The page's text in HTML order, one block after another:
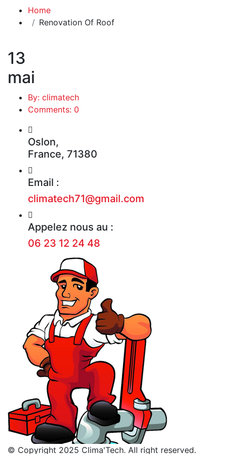
Home
Renovation Of Roof
13
mai
By: climatech
Comments: 0
Oslon,
France, 71380
Email :
climatech71@gmail.com
Appelez nous au :
06 23 12 24 48
© Copyright 2025 Clima'Tech. All right reserved.